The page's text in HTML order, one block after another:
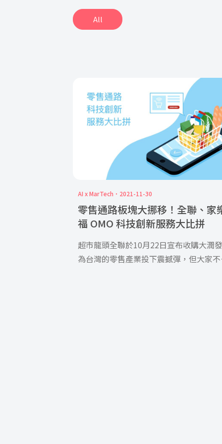
All
AI x MarTech 2021-11-30
零售通路板塊大挪移！全聯、家
福 OMO 科技創新服務大比拼
超市龍頭全聯於10月22日宣布收購大潤
為台灣的零售產業投下震撼彈，但大家